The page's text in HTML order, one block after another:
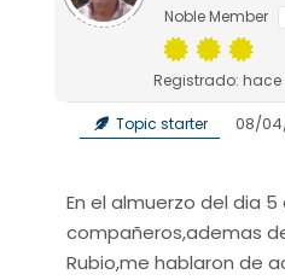
Noble Member
Registrado: hace
Topic starter 08/
En el almuerzo del dia 5
compañeros,ademas
Rubio,me hablaron de